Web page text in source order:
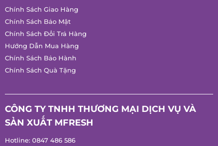
Chính Sách Giao Hàng
Chính Sách Bảo Mật
Chính Sách Đổi Trả Hàng
Hướng Dẫn Mua Hàng
Chính Sách Bảo Hành
Chính Sách Quà Tặng
CÔNG TY TNHH THƯƠNG MẠI DỊCH VỤ VÀ
SẢN XUẤT MFRESH
Hotline: 0847 486 586